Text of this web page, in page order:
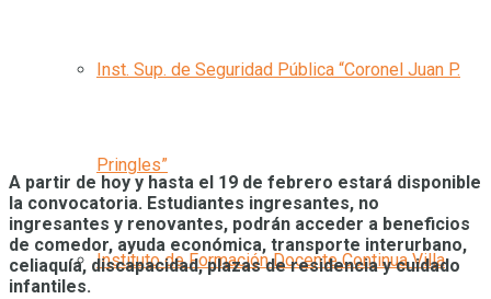
Inst. Sup. de Seguridad Pública “Coronel Juan P.
Pringles”
Instituto de Formación Docente Continua Villa
A partir de hoy y hasta el 19 de febrero estará disponible
la convocatoria. Estudiantes ingresantes, no
ingresantes y renovantes, podrán acceder a beneficios
de comedor, ayuda económica, transporte interurbano,
celiaquía, discapacidad, plazas de residencia y cuidado
infantiles.